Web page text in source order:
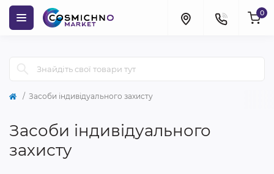
0
Засоби індивідуального захисту
Засоби індивідуального
захисту